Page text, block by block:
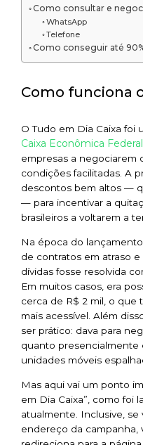
Como consultar e
WhatsApp
Telefone
Como conseguir até
Como funciona
O Tudo em Dia Caixa foi
Caixa Econômica Federal
empresas a negociarem
condições facilitadas. A
descontos bem altos —
— para incentivar a
brasileiros a voltarem a
Na época do
de contratos em atraso
dívidas fosse resolvida
Em muitos casos, era
cerca de R$ 2 mil, o que
mais acessível. Além
ser prático: dava para
quanto presencialmente
unidades móveis
Mas aqui vai um ponto
em Dia Caixa”, como foi
atualmente. Inclusive,
endereço da campanha,